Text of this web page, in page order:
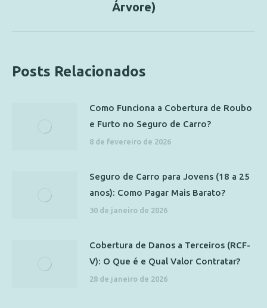
Árvore)
Posts Relacionados
Como Funciona a Cobertura de Roubo
e Furto no Seguro de Carro?
8 de fevereiro de 2026
Seguro de Carro para Jovens (18 a 25
anos): Como Pagar Mais Barato?
30 de janeiro de 2026
Cobertura de Danos a Terceiros (RCF-
V): O Que é e Qual Valor Contratar?
28 de janeiro de 2026